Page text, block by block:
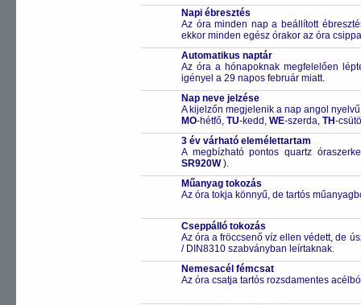
Napi ébresztés
Az óra minden nap a beállított
ekkor minden egész órakor az óra
Automatikus naptár
Az óra a hónapoknak megfelelően
igényel a 29 napos február miatt.
Nap neve jelzése
A kijelzőn megjelenik a nap angol
MO-hétfő, TU-kedd, WE-szerda, TH-
3 év várható elemélettartam
A megbízható pontos quartz
SR920W).
Műanyag tokozás
Az óra tokja könnyű, de tartós
Cseppálló tokozás
Az óra a fröccsenő víz ellen védett, de
/ DIN8310 szabványban leírtaknak.
Nemesacél fémcsat
Az óra csatja tartós rozsdamentes